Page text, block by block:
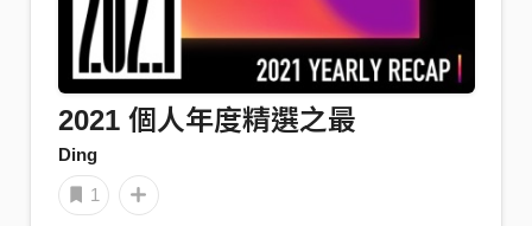
2021 個人年度精選之最
Ding
1